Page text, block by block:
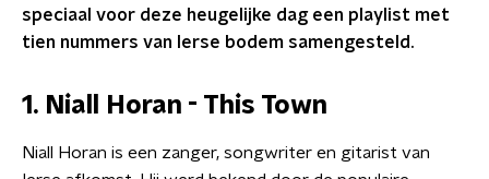
speciaal voor deze heugelijke dag een playlist met
tien nummers van Ierse bodem samengesteld.
1. Niall Horan - This Town
Niall Horan is een zanger, songwriter en gitarist van